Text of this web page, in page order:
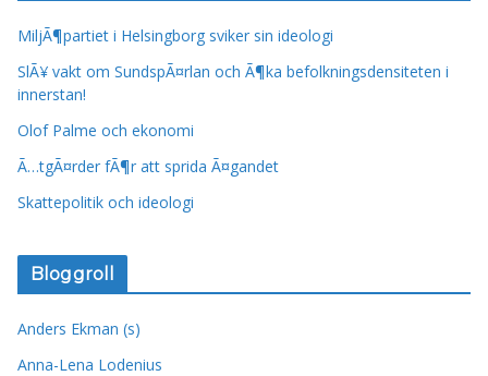
MiljÃ¶partiet i Helsingborg sviker sin ideologi
SlÃ¥ vakt om SundspÃ¤rlan och Ã¶ka befolkningsdensiteten i
innerstan!
Olof Palme och ekonomi
Ã…tgÃ¤rder fÃ¶r att sprida Ã¤gandet
Skattepolitik och ideologi
Bloggroll
Anders Ekman (s)
Anna-Lena Lodenius